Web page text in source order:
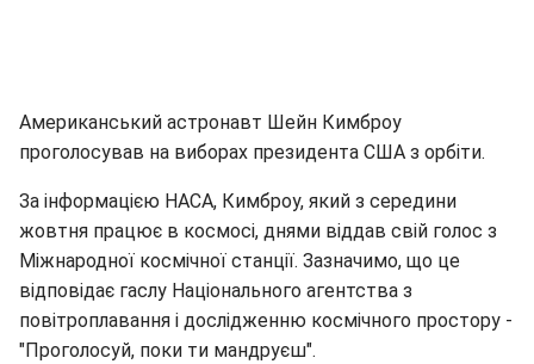
Американський астронавт Шейн Кимброу
проголосував на виборах президента США з орбіти.
За інформацією НАСА, Кимброу, який з середини
жовтня працює в космосі, днями віддав свій голос з
Міжнародної космічної станції. Зазначимо, що це
відповідає гаслу Національного агентства з
повітроплавання і дослідженню космічного простору -
"Проголосуй, поки ти мандруєш".